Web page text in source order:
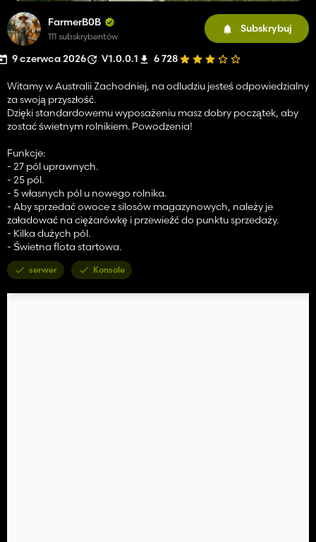
FarmerB0B
111 subskrybentów
Subskrybuj
9 czerwca 2026 V1.0.0.1 6 728
Witamy w Australii Zachodniej, na odludziu jesteś odpowiedzialny
za swoją przyszłość.
Dzięki standardowemu wyposażeniu masz dobry początek, aby
zostać świetnym rolnikiem. Powodzenia!
Funkcje:
- 27 pól uprawnych.
- 25 pól.
- 5 własnych pól u nowego rolnika.
- Aby sprzedać owoce z silosów magazynowych, należy je
załadować na ciężarówkę i przewieźć do punktu sprzedaży.
- Kilka dużych pól.
- Świetna flota startowa.
serwer Konsole